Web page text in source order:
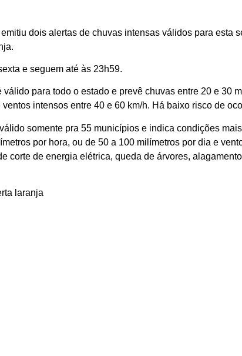
dois alertas de chuvas intensas válidos para esta
e seguem até às 23h59.
para todo o estado e prevê chuvas entre 20 e 30
intensos entre 40 e 60 km/h. Há baixo risco de
somente pra 55 municípios e indica condições
por hora, ou de 50 a 100 milímetros por dia e
corte de energia elétrica, queda de árvores,
laranja